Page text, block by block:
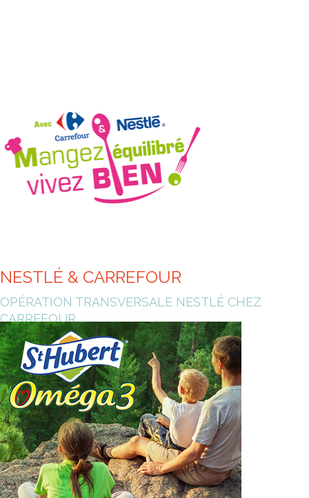
NESTLÉ & CARREFOUR
OPÉRATION TRANSVERSALE NESTLÉ CHEZ
CARREFOUR